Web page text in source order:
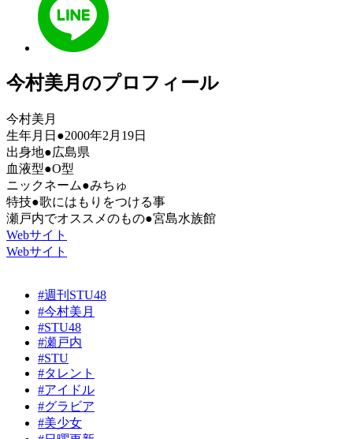
今村美月のプロフィール
今村美月
生年月日●2000年2月19日
出身地●広島県
血液型●O型
ニックネーム●みちゅ
特技●歌にはもりをつける事
瀬戸内でオススメのもの●宮島水族館
Webサイト
Webサイト
#週刊STU48
#今村美月
#STU48
#瀬戸内
#STU
#タレント
#アイドル
#グラビア
#美少女